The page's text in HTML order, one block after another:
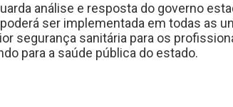
análise e resposta do governo
ser implementada em todas as
segurança sanitária para os
para a saúde pública do estado.